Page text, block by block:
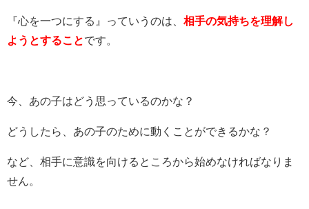
『心を一つにする』っていうのは、 相手の気持ちを理解し
ようとすることです。
今、あの子はどう思っているのかな？
どうしたら、あの子のために動くことができるかな？
など、相手に意識を向けるところから始めなければなりま
せん。